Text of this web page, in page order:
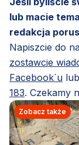
lub macie
redakcja
Napiszcie do
zostawcie
Facebook`u
183. Czekamy
Zobacz także